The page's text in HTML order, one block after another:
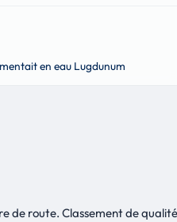
en eau Lugdunum
de route. Classement de